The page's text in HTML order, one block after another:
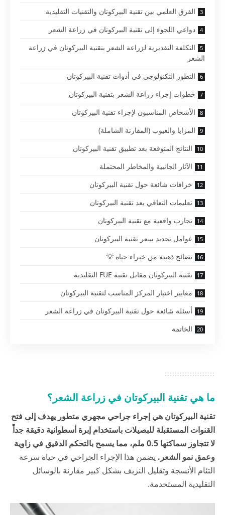
الفرق العلمي بين تقنية البيركوتان والتقنيات التقليدية
دواعي اللجوء إلى تقنية البيركوتان في زراعة الشعر
التكلفة التقديرية لزراعة الشعر بتقنية البيركوتان في زراعة
الشعر
التطور التكنولوجي في أدوات تقنية البيركوتان
خطوات إجراء زراعة الشعر بتقنية البيركوتان
الأشخاص المناسبون لإجراء تقنية البيركوتان
المزايا والعيوب (المقارنة الشاملة)
النتائج المتوقعة بعد تطبيق تقنية البيركوتان
الآثار الجانبية والمخاطر المحتملة
خرافات شائعة حول تقنية البيركوتان
تعليمات التعافي بعد تقنية البيركوتان
تجارب واقعية مع تقنية البيركوتان
عوامل تحديد سعر تقنية البيركوتان
نصائح ذهبية من خبراء حياة 💡
تقنية البيركوتان مقابل تقنية FUE التقليدية
معايير اختيار المركز المناسب لتقنية البيركوتان
أسئلة شائعة حول تقنية البيركوتان في زراعة الشعر
الخاتمة
ما هي تقنية البيركوتان في زراعة الشعر؟
تقنية البيركوتان هي إجراء جراحي مجهري متطور يهدف إلى فتح
القنوات المستقبلة للبصيلات باستخدام إبرة أسطوانية دقيقة جداً
لا تتجاوز سماكتها 0.5 ملم، مما يسمح بالتحكم الدقيق في زاوية
وعمق نمو الشعر. يضمن هذا الإجراء الجراحي في حياة سرعة
التئام الأنسجة وتقليل النزيف بشكل كبير مقارنة بالوسائل
التقليدية المستخدمة.